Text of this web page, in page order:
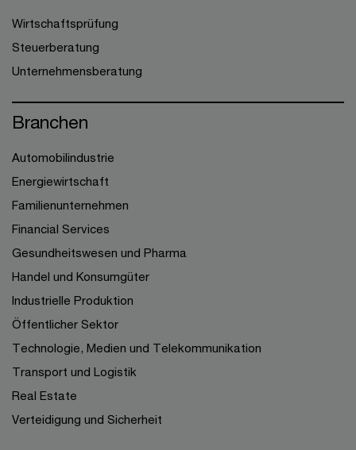
Wirtschaftsprüfung
Steuerberatung
Unternehmensberatung
Branchen
Automobilindustrie
Energiewirtschaft
Familienunternehmen
Financial Services
Gesundheitswesen und Pharma
Handel und Konsumgüter
Industrielle Produktion
Öffentlicher Sektor
Technologie, Medien und Telekommunikation
Transport und Logistik
Real Estate
Verteidigung und Sicherheit